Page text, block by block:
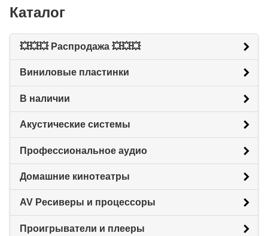
Каталог
💥💥💥 Распродажа 💥💥💥
Виниловые пластинки
В наличии
Акустические системы
Профессиональное аудио
Домашние кинотеатры
AV Ресиверы и процессоры
Проигрыватели и плееры